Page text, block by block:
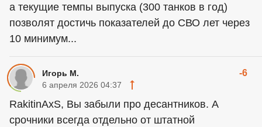
а текущие темпы выпуска (300 танков в год)
позволят достичь показателей до СВО лет через
10 минимум...
Игорь М. -6
6 апреля 2026 04:37
RakitinAxS, Вы забыли про десантников. А
срочники всегда отдельно от штатной